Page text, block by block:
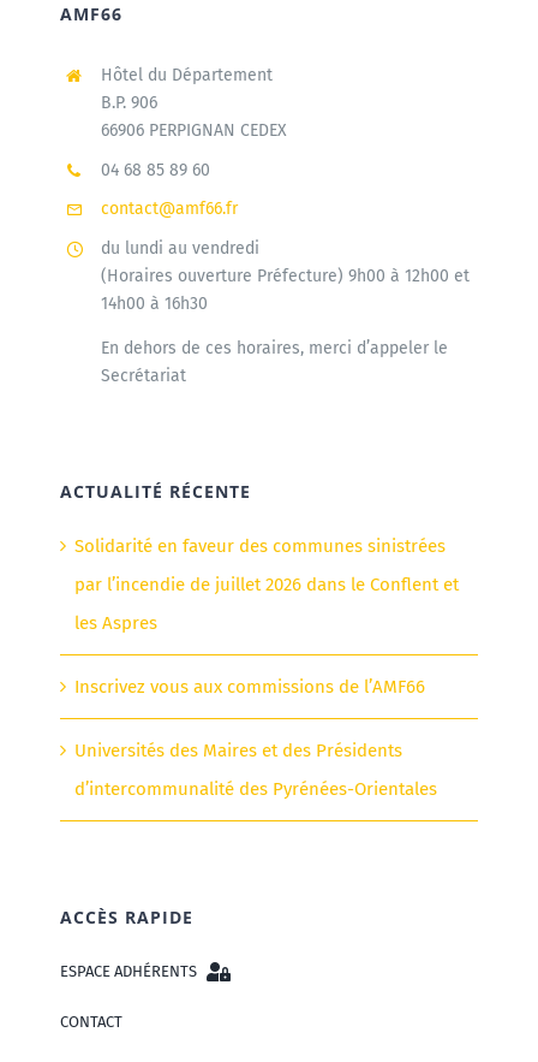
AMF66
Hôtel du Département
B.P. 906
66906 PERPIGNAN CEDEX
04 68 85 89 60
contact@amf66.fr
du lundi au vendredi
(Horaires ouverture Préfecture) 9h00 à 12h00 et
14h00 à 16h30
En dehors de ces horaires, merci d’appeler le
Secrétariat
ACTUALITÉ RÉCENTE
Solidarité en faveur des communes sinistrées
par l’incendie de juillet 2026 dans le Conflent et
les Aspres
Inscrivez vous aux commissions de l’AMF66
Universités des Maires et des Présidents
d’intercommunalité des Pyrénées-Orientales
ACCÈS RAPIDE
ESPACE ADHÉRENTS
CONTACT